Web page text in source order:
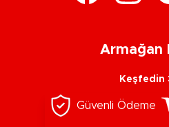
Armağan
Keşfedin
Güvenli Ödeme